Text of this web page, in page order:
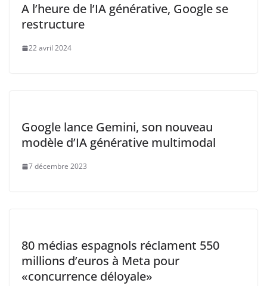
A l’heure de l’IA générative, Google se
restructure
22 avril 2024
Google lance Gemini, son nouveau
modèle d’IA générative multimodal
7 décembre 2023
80 médias espagnols réclament 550
millions d’euros à Meta pour
«concurrence déloyale»